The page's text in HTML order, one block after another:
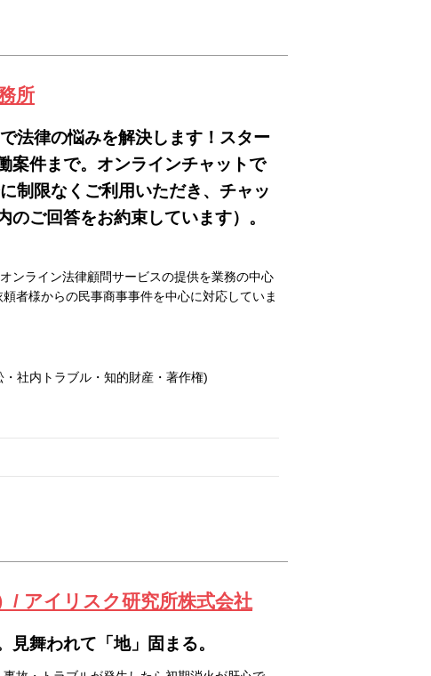
所
法律の悩みを解決します！スター
案件まで。オンラインチャットで
制限なくご利用いただき、チャッ
のご回答をお約束しています）。
ンライン法律顧問サービスの提供を業務の中心
者様からの民事商事事件を中心に対応していま
社内トラブル・知的財産・著作権)
/ アイリスク研究所株式会社
見舞われて「地」固まる。